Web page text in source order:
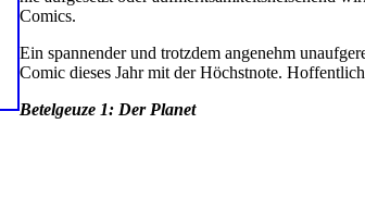
Comics.
Ein spannender und trotzdem angenehm
Comic dieses Jahr mit der Höchstnote.
Betelgeuze 1: Der Planet